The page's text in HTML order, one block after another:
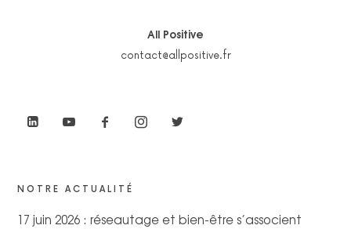
All Positive
contact@allpositive.fr
NOTRE ACTUALITÉ
17 juin 2026 : réseautage et bien-être s’associent